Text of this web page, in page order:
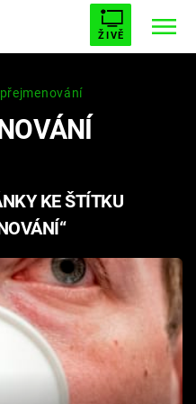
ŽIVĚ
UPÍRŮ
5
přejmenování
KE ŠTÍTKU